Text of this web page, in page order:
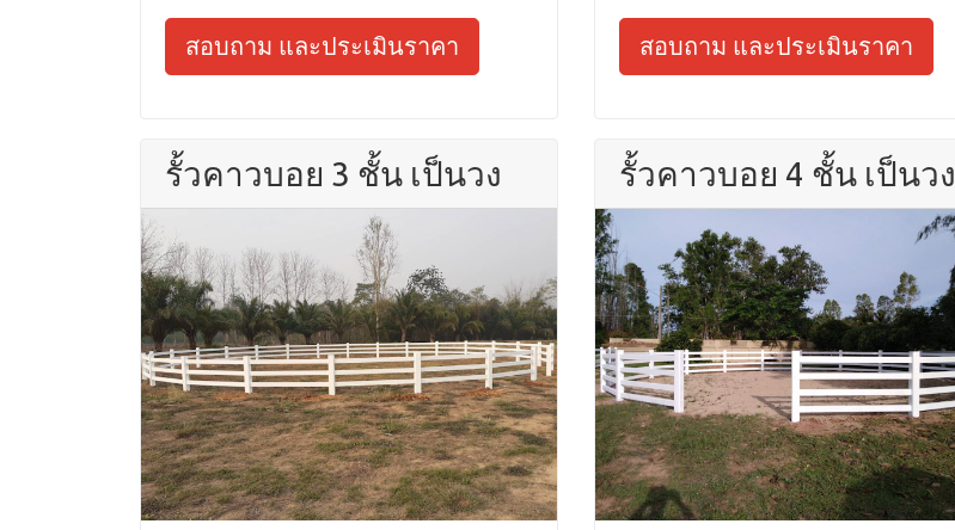
สอบถาม และประเมินราคา สอบถาม และประเมินราคา
รั้วคาวบอย 3 ชั้น เป็นวง รั้วคาวบอย 4 ชั้น เป็นวง